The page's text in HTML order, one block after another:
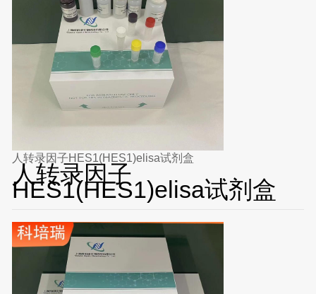
人转录因子HES1(HES1)elisa试剂盒
人转录因子
HES1(HES1)elisa试剂盒